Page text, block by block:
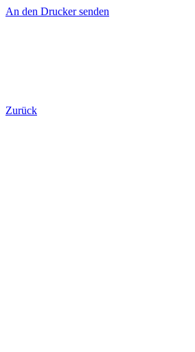
An den Drucker senden
Zurück